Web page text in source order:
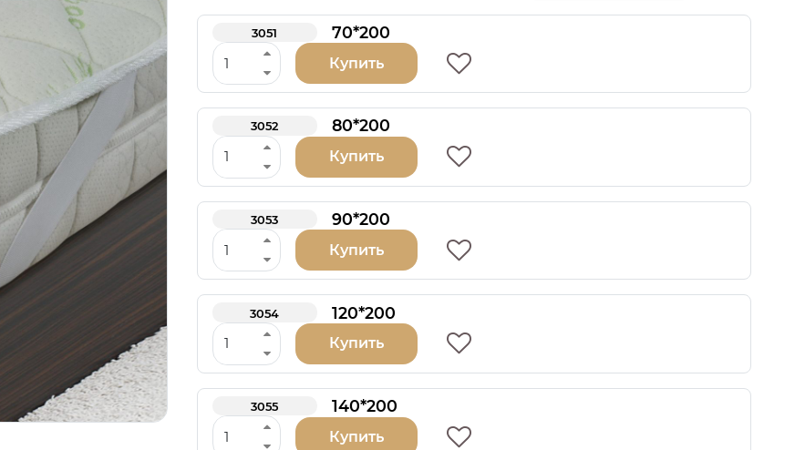
3051 70*200
Купить
3052 80*200
Купить
3053 90*200
Купить
3054 120*200
Купить
3055 140*200
Купить